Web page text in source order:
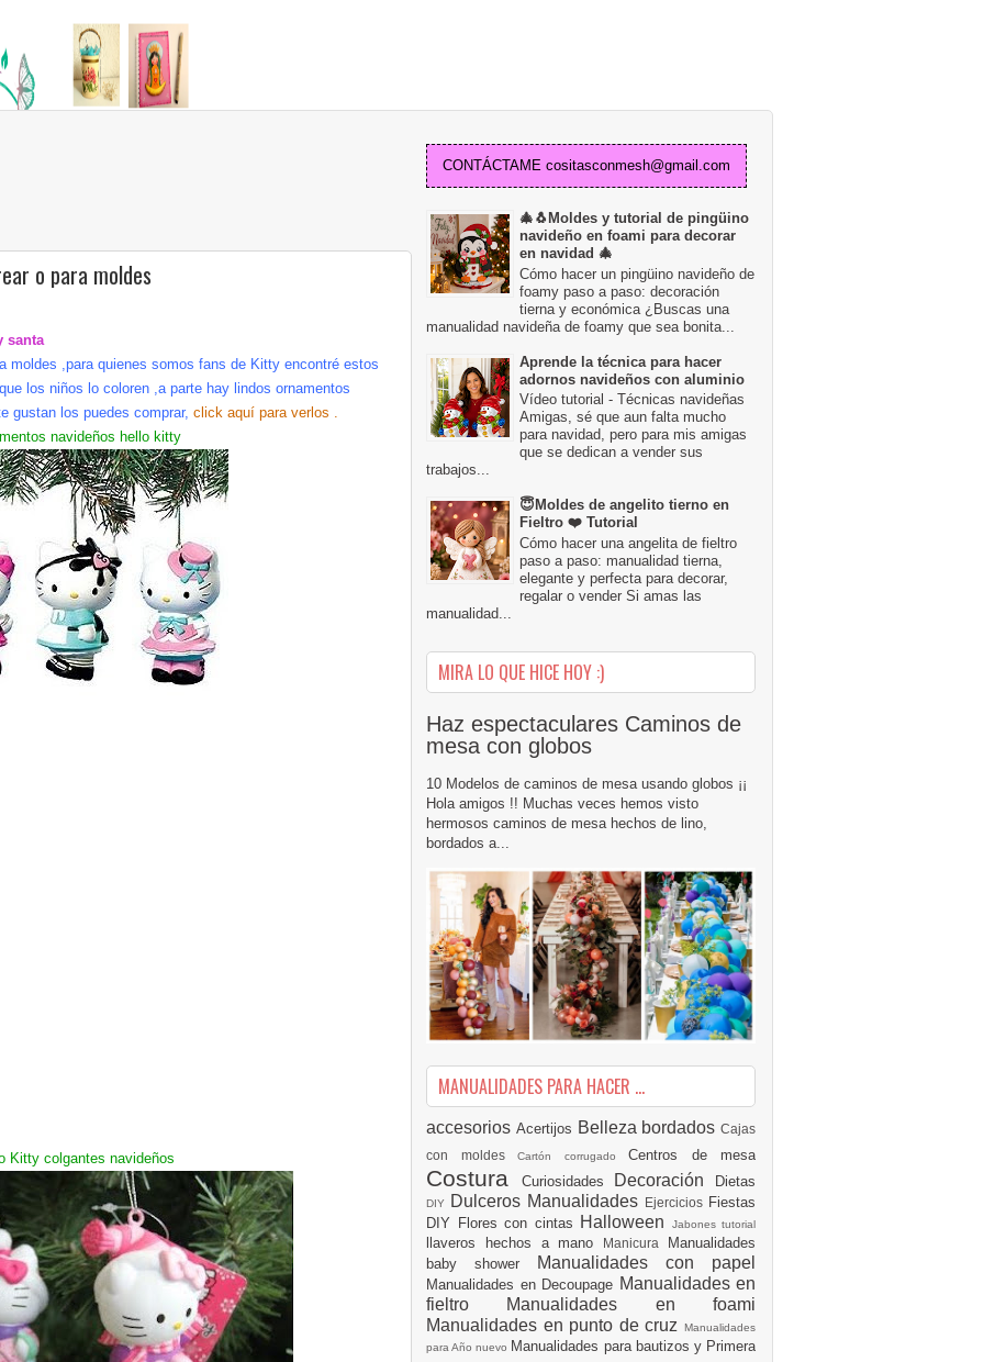
o para moldes
santa
moldes ,para quienes somos fans de Kitty encontré estos
los niños lo coloren ,a parte hay lindos ornamentos
gustan los puedes comprar, click aquí para verlos .
navideños hello kitty
Kitty colgantes navideños
CONTÁCTAME cositasconmesh@gmail.com
🎄🐧Moldes y tutorial de pingüino
navideño en foami para decorar
en navidad 🎄
Cómo hacer un pingüino navideño de
foamy paso a paso: decoración
tierna y económica ¿Buscas una
manualidad navideña de foamy que sea bonita...
Aprende la técnica para hacer
adornos navideños con aluminio
Vídeo tutorial - Técnicas navideñas
Amigas, sé que aun falta mucho
para navidad, pero para mis amigas
que se dedican a vender sus
trabajos...
😇Moldes de angelito tierno en
Fieltro ❤️ Tutorial
Cómo hacer una angelita de fieltro
paso a paso: manualidad tierna,
elegante y perfecta para decorar,
regalar o vender Si amas las
manualidad...
MIRA LO QUE HICE HOY :)
Haz espectaculares Caminos de
mesa con globos
10 Modelos de caminos de mesa usando globos ¡¡
Hola amigos !! Muchas veces hemos visto
hermosos caminos de mesa hechos de lino,
bordados a...
MANUALIDADES PARA HACER ...
accesorios Acertijos Belleza bordados Cajas
con moldes Cartón corrugado Centros de mesa
Costura Curiosidades Decoración Dietas
DIY Dulceros Manualidades Ejercicios Fiestas
DIY Flores con cintas Halloween Jabones tutorial
llaveros hechos a mano Manicura Manualidades
baby shower
Manualidades con papel
Manualidades en Decoupage Manualidades en
fieltro Manualidades en foami
Manualidades en punto de cruz
Manualidades
para Año nuevo Manualidades para bautizos y Primera